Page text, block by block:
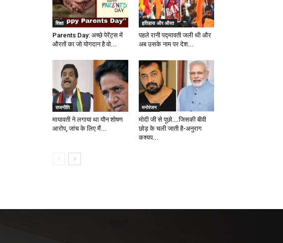
शिक्षा
Parents Day: अच्छे पेरेंट्स में
औरतों का जो योगदान है वो...
इतिहास और औरत
पहले रानी पद्मावती जली थी और
अब उसके नाम पर देश...
राजनीति
मायावती ने लगाया था यौन शोषण
आरोप, जांच के लिए मैं...
मनोरंजन
मोदी जी से पूछो….जिसकी बीवी
छोड़ के चली जाती है-अनुराग
कश्यप...